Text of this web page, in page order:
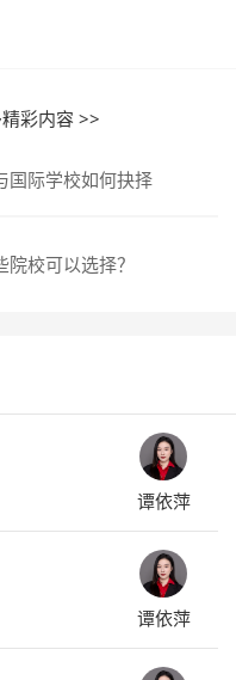
彩内容 >>
国际学校如何抉择
校可以选择？
谭依萍
谭依萍